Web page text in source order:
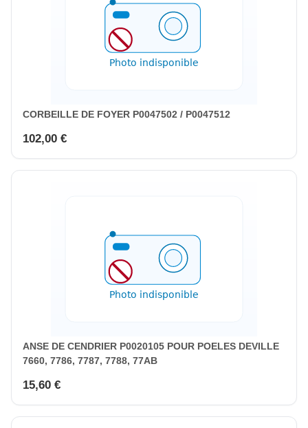
CORBEILLE DE FOYER P0047502 / P0047512
102,00 €
ANSE DE CENDRIER P0020105 POUR POELES DEVILLE
7660, 7786, 7787, 7788, 77AB
15,60 €